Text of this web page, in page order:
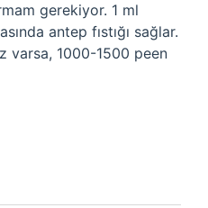
gerekiyor. 1 ml
antep fıstığı sağlar.
varsa, 1000-1500 peen